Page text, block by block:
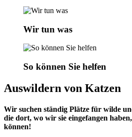
Wir tun was
So können Sie helfen
Auswildern von Katzen
Wir suchen ständig Plätze für wilde
die dort, wo wir sie eingefangen
können!